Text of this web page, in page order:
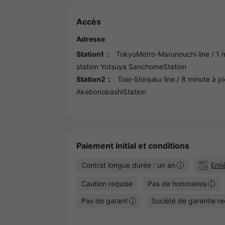
Accès
Adresse
Station1：
TokyoMetro-Marunouchi line / 1
station Yotsuya SanchomeStation
Station2：
Toei-Shinjuku line / 8 minute à
AkebonobashiStation
Paiement initial et conditions
Contrat longue durée : un an
Caution requise
Pas de honoraires
Pas de garant
Société de garantie